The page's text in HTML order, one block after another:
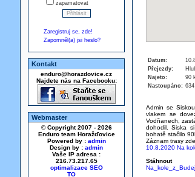
zapamatovat
Zaregistruj se, zde!
Zapomněl(a) jsi heslo?
Kontakt
enduro@horazdovice.cz
Najdete nás na Facebooku:
Webmaster
© Copyright 2007 - 2026
Enduro team Horažďovice
Powered by : admin
Design by : admin
Vaše IP adresa :
216.73.217.65
optimalizace SEO
Datum:
Přejezdy:
Najeto:
90
Nastoupáno:
Admin se
vlakem se
Vodňanech,
dohodil. Siska
bohatě stačilo
Záznam trasy
10.8.2020 Na